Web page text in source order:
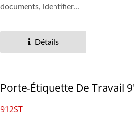
documents, identifier...
Détails
Porte-Étiquette De Travail
912ST